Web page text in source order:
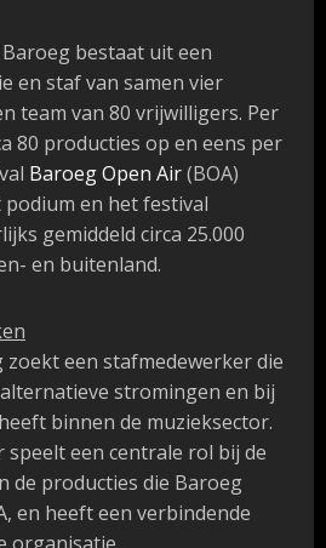
bestaat uit een
en staf van samen vier
team van 80 vrijwilligers. Per
80 producties op en eens per
Baroeg Open Air(BOA)
en het festival
gemiddeld circa 25.000
en buitenland.
een stafmedewerker die
stromingen en bij
binnen de muzieksector.
speelt een centrale rol bij de
de producties die Baroeg
en heeft een verbindende